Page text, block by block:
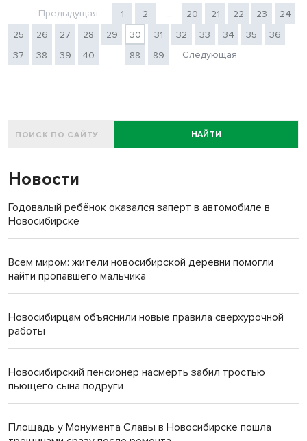
Предыдущая 1 2 ... 20 21 22 23
24
25
26 27 28 29 30 31 32 33 34 35
36
37
38 39 40 ... 88 89 Следующая
НАЙТИ
Новости
Годовалый ребёнок оказался заперт в автомобиле в
Новосибирске
Всем миром: жители новосибирской деревни помогли
найти пропавшего мальчика
Новосибирцам объяснили новые правила сверхурочной
работы
Новосибирский пенсионер насмерть забил тростью
пьющего сына подруги
Площадь у Монумента Славы в Новосибирске пошла